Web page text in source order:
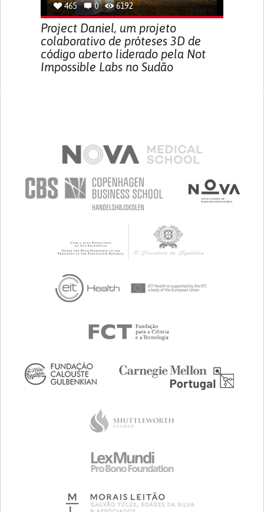
465 0 6192
Project Daniel, um projeto
colaborativo de próteses 3D de
código aberto liderado pela Not
Impossible Labs no Sudão